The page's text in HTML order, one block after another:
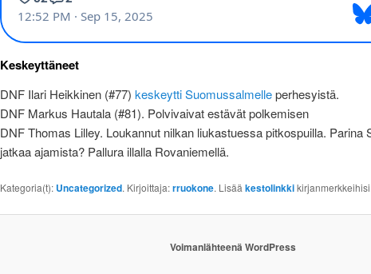
Keskeyttäneet
DNF Ilari Heikkinen (#77) keskeytti Suomussalmelleperhesyistä.
DNF Markus Hautala (#81). Polvivaivat estävät polkemisen
DNF Thomas Lilley. Loukannut nilkan liukastuessa pitkospuilla. Parina
jatkaa ajamista? Pallura illalla Rovaniemellä.
Kategoria(t): Uncategorized. Kirjoittaja:rruokone. Lisää kestolinkkikirjanmerkkeihisi.
Voimanlähteenä WordPress